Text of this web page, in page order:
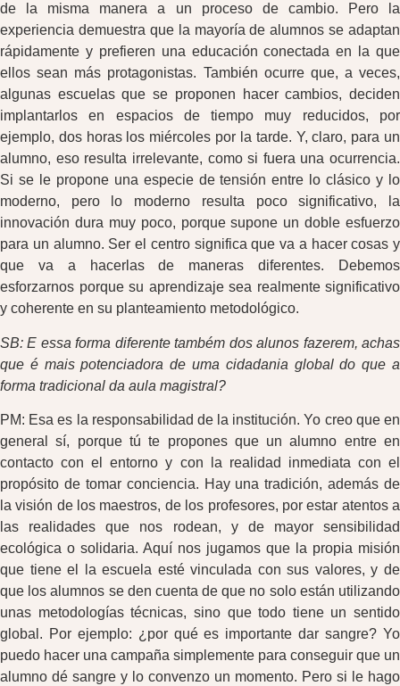
de la misma manera a un proceso de cambio. Pero la
experiencia demuestra que la mayoría de alumnos se adaptan
rápidamente y prefieren una educación conectada en la que
ellos sean más protagonistas. También ocurre que, a veces,
algunas escuelas que se proponen hacer cambios, deciden
implantarlos en espacios de tiempo muy reducidos, por
ejemplo, dos horas los miércoles por la tarde. Y, claro, para un
alumno, eso resulta irrelevante, como si fuera una ocurrencia.
Si se le propone una especie de tensión entre lo clásico y lo
moderno, pero lo moderno resulta poco significativo, la
innovación dura muy poco, porque supone un doble esfuerzo
para un alumno. Ser el centro significa que va a hacer cosas y
que va a hacerlas de maneras diferentes. Debemos
esforzarnos porque su aprendizaje sea realmente significativo
y coherente en su planteamiento metodológico.
SB: E essa forma diferente também dos alunos fazerem, achas
que é mais potenciadora de uma cidadania global do que a
forma tradicional da aula magistral?
PM: Esa es la responsabilidad de la institución. Yo creo que en
general sí, porque tú te propones que un alumno entre en
contacto con el entorno y con la realidad inmediata con el
propósito de tomar conciencia. Hay una tradición, además de
la visión de los maestros, de los profesores, por estar atentos a
las realidades que nos rodean, y de mayor sensibilidad
ecológica o solidaria. Aquí nos jugamos que la propia misión
que tiene el la escuela esté vinculada con sus valores, y de
que los alumnos se den cuenta de que no solo están utilizando
unas metodologías técnicas, sino que todo tiene un sentido
global. Por ejemplo: ¿por qué es importante dar sangre? Yo
puedo hacer una campaña simplemente para conseguir que un
alumno dé sangre y lo convenzo un momento. Pero si le hago